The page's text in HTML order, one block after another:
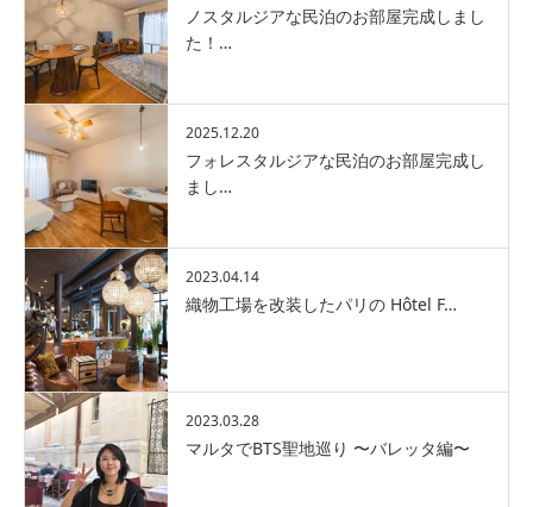
ノスタルジアな民泊のお部屋完成しまし
た！…
2025.12.20
フォレスタルジアな民泊のお部屋完成し
まし…
2023.04.14
織物工場を改装したパリの Hôtel F…
2023.03.28
マルタでBTS聖地巡り 〜バレッタ編〜